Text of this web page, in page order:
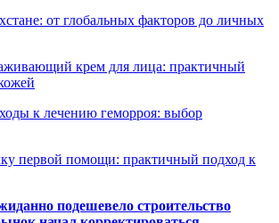
от глобальных факторов до личных
крем для лица: практичный
к лечению геморроя: выбор
первой помощи: практичный подход к
подешевело строительство